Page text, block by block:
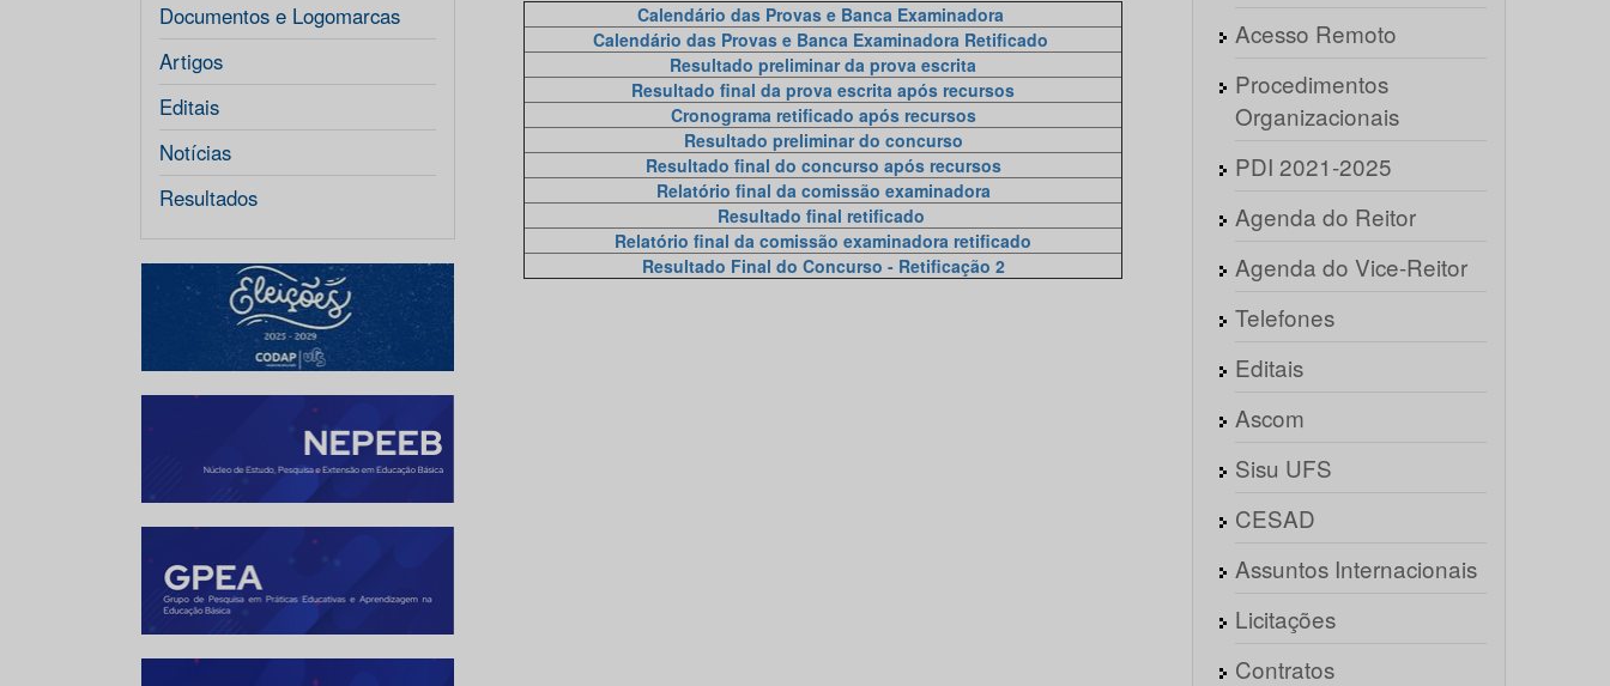
Documentos e Logomarcas
Artigos
Editais
Notícias
Resultados
Calendário das Provas e Banca Examinadora
Calendário das Provas e Banca Examinadora Retificado
Resultado preliminar da prova escrita
Resultado final da prova escrita após recursos
Cronograma retificado após recursos
Resultado preliminar do concurso
Resultado final do concurso após recursos
Relatório final da comissão examinadora
Resultado final retificado
Relatório final da comissão examinadora retificado
Resultado Final do Concurso - Retificação 2
Acesso Remoto
Procedimentos
Organizacionais
PDI 2021-2025
Agenda do Reitor
Agenda do Vice-Reitor
Telefones
Editais
Ascom
Sisu UFS
CESAD
Assuntos Internacionais
Licitações
Contratos